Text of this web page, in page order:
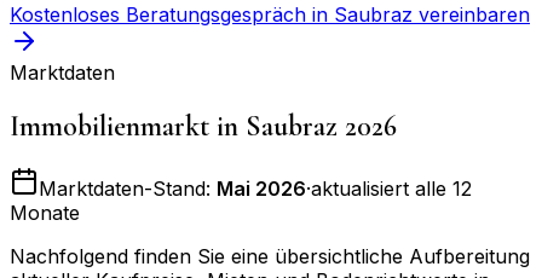
Kostenloses Beratungsgespräch in Saubraz vereinbaren
Marktdaten
Immobilienmarkt in Saubraz 2026
Marktdaten-Stand: Mai 2026·aktualisiert alle 12
Monate
Nachfolgend finden Sie eine übersichtliche Aufbereitung